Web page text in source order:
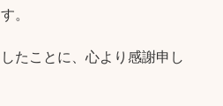
。
たことに、心より感謝申し